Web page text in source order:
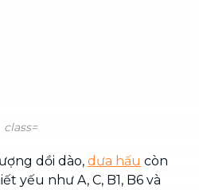
class=
dồi dào, dưa hấu còn
yếu như A, C, B1, B6 và